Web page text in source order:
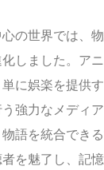
の世界では、
しました。ア
に娯楽を提供す
強力なメディ
語を統合でき
を魅了し、記